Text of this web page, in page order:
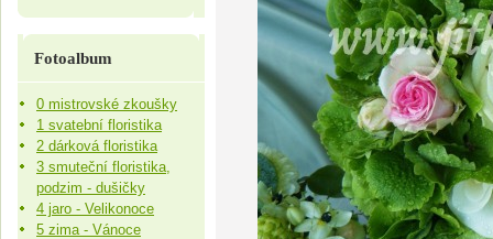
Fotoalbum
0 mistrovské zkoušky
1 svatební floristika
2 dárková floristika
3 smuteční floristika,
podzim - dušičky
4 jaro - Velikonoce
5 zima - Vánoce